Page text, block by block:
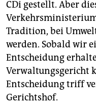
CDi gestellt. Aber
Tradition, bei
werden. Sobald wir
Entscheidung
Verwaltungsgericht
Entscheidung triff
Gerichtshof.